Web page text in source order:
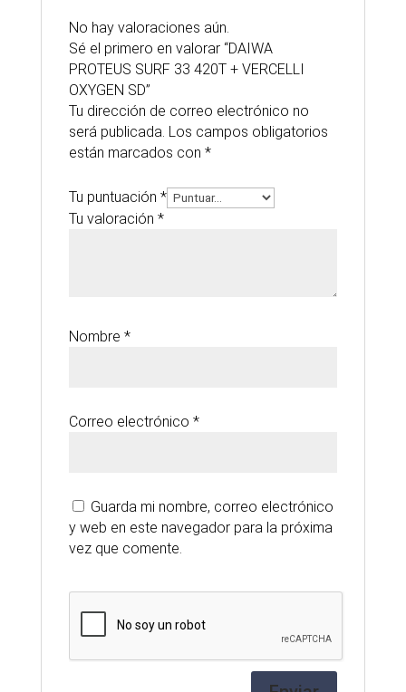
No hay valoraciones aún.
Sé el primero en valorar “DAIWA
PROTEUS SURF 33 420T + VERCELLI
OXYGEN SD”
Tu dirección de correo electrónico no
será publicada. Los campos obligatorios
están marcados con *
Tu puntuación *
Tu valoración *
Nombre *
Correo electrónico *
Guarda mi nombre, correo electrónico
y web en este navegador para la próxima
vez que comente.